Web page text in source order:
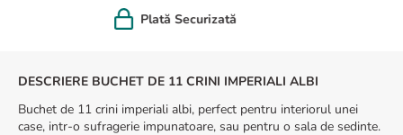
Felicitare cadou
DESCRIERE BUCHET DE 11 CRINI IMPERIALI ALBI
Buchet de 11 crini imperiali albi, perfect pentru interiorul unei
case, intr-o sufragerie impunatoare, sau pentru o sala de sedinte.